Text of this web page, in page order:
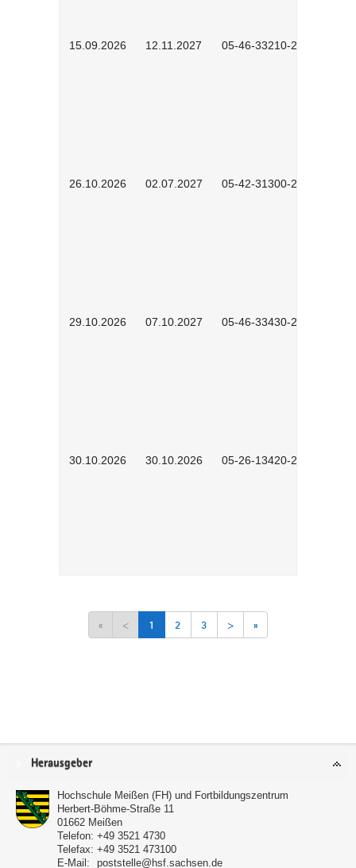
15.09.2026 12.11.2027 05-46-33210-2601
26.10.2026 02.07.2027 05-42-31300-2601
29.10.2026 07.10.2027 05-46-33430-2601
30.10.2026 30.10.2026 05-26-13420-2601
« < 1 2 3 > »
Service
Herausgeber
Hochschule Meißen (FH) und Fortbildungszentrum
Herbert-Böhme-Straße 11
01662 Meißen
Telefon: +49 3521 4730
Telefax: +49 3521 473100
E-Mail:
poststelle@hsf.sachsen.de